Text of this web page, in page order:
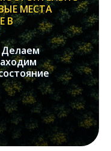
МЕСТА
В
Делаем